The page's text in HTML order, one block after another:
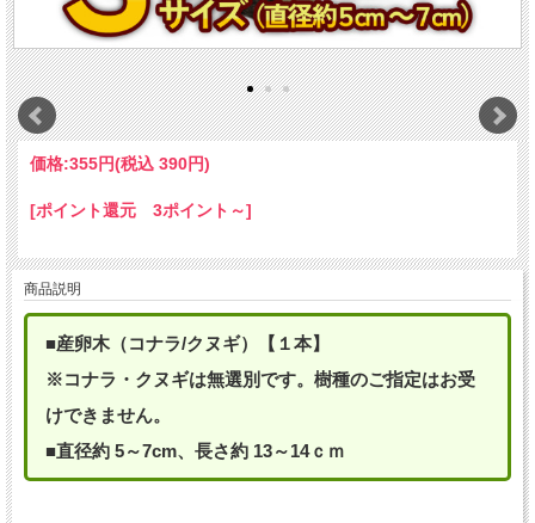
価格:355円(税込 390円)
[ポイント還元 3ポイント～]
商品説明
■産卵木（コナラ/クヌギ）【１本】
※コナラ・クヌギは無選別です。樹種のご指定はお受
けできません。
■直径約 5～7cm、長さ約 13～14ｃｍ